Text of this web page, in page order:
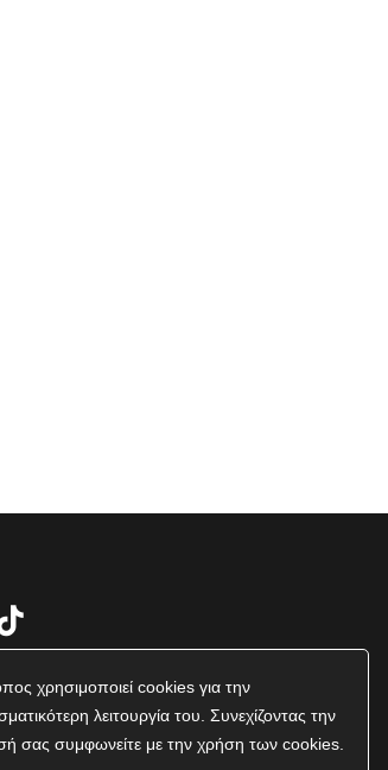
χρησιμοποιεί cookies για την
λειτουργία του. Συνεχίζοντας την
σας συμφωνείτε με την χρήση των cookies.